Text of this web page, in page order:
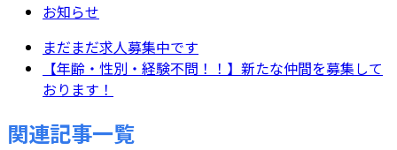
お知らせ
まだまだ求人募集中です
【年齢・性別・経験不問！！】新たな仲間を募集して
おります！
関連記事一覧